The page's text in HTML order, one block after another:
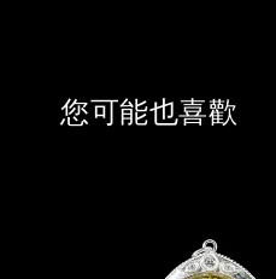
您可能也喜歡